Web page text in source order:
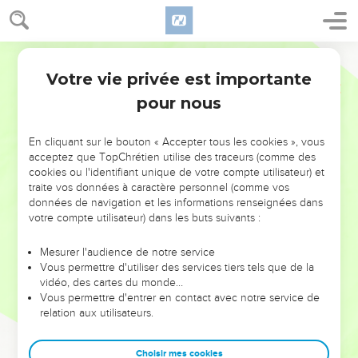
NE MANQUEZ PAS L’ÉVÉNEMENT
DE L’ANNÉE !
ET SI LEURS ERREURS POUVAIENT VOUS ÉVITER LES
VOTRES ?
leur foi ou leur vision. Mais on voit moins les doutes, les erreurs
et les saisons difficiles qu'ils ont traversés, alors même que ce
sont elles qui les ont façonnés.
Dans cette conférence, leaders, entrepreneurs, et responsables
clés pour avancer avec plus de sagesse afin que leurs erreurs
Votre vie privée est importante
pour nous
En cliquant sur le bouton « Accepter tous les cookies », vous
acceptez que TopChrétien utilise des traceurs (comme des
cookies ou l'identifiant unique de votre compte utilisateur) et
traite vos données à caractère personnel (comme vos
données de navigation et les informations renseignées dans
votre compte utilisateur) dans les buts suivants :
Mesurer l'audience de notre service
Vous permettre d'utiliser des services tiers tels que de la
vidéo, des cartes du monde…
Vous permettre d'entrer en contact avec notre service de
relation aux utilisateurs.
Choisir mes cookies